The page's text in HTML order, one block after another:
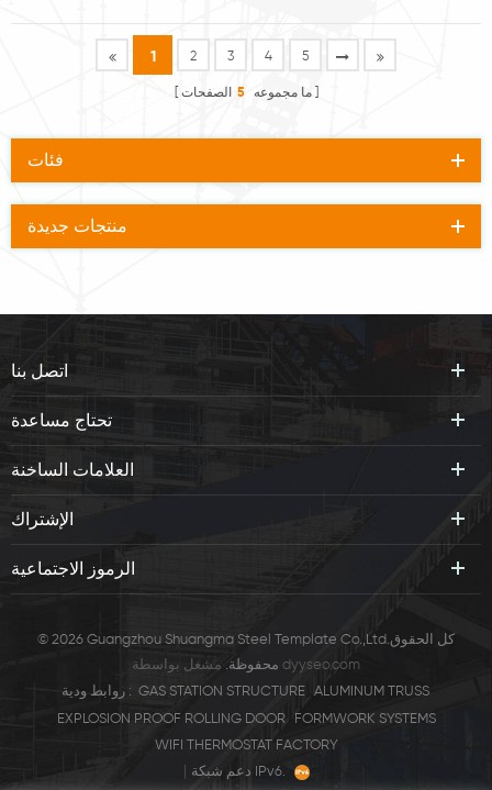
1 2 3 4 5
ما مجموعه 5 الصفحات
فئات
منتجات جديدة
اتصل بنا
تحتاج مساعدة
العلامات الساخنة
الإشتراك
الرموز الاجتماعية
© 2026 Guangzhou Shuangma Steel Template Co.,Ltd.كل الحقوق
محفوظة. dyyseo.com
روابط ودية : GAS STATION STRUCTURE
ALUMINUM TRUSS
EXPLOSION PROOF ROLLING DOOR
FORMWORK SYSTEMS
WIFI THERMOSTAT FACTORY
دعم شبكة IPv6.